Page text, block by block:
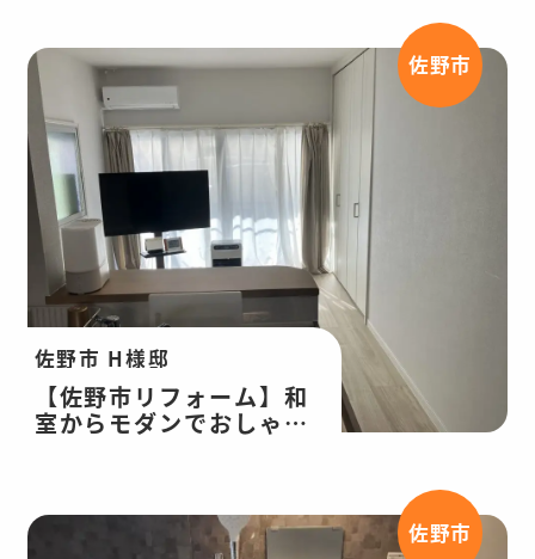
佐野市
佐野市 H様邸
【佐野市リフォーム】和
室からモダンでおしゃれ
佐野市